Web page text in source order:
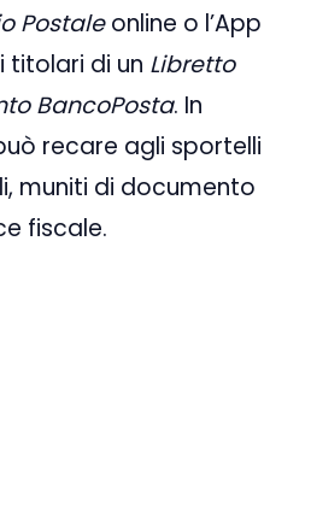
Postaleonline o l’App
titolari di un Libretto
BancoPosta. In
recare agli sportelli
muniti di documento
fiscale.